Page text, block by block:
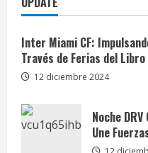
Inter Miami CF:
Través de Ferias del Libro
12 diciembre 2024
Noche
Une